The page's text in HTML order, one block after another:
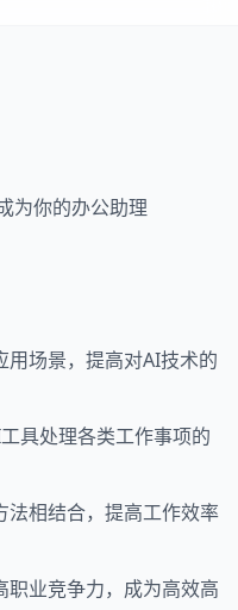
为你的办公助理
用场景，提高对AI技术的
具处理各类工作事项的
法相结合，提高工作效率
职业竞争力，成为高效高